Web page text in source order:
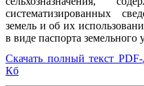
систематизированных
земель и об их
в виде паспорта земельного
Скачать полный текст
Кб